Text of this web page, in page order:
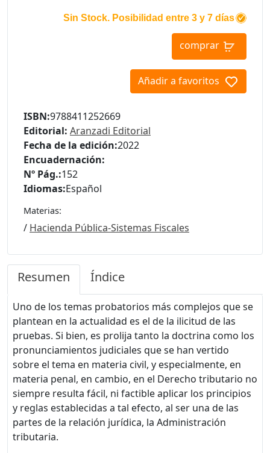
Sin Stock. Posibilidad entre 3 y 7 días
comprar
Añadir a favoritos
ISBN:9788411252669
Editorial: Aranzadi Editorial
Fecha de la edición:2022
Encuadernación:
Nº Pág.:152
Idiomas:Español
Materias:
/ Hacienda Pública-Sistemas Fiscales
Resumen Índice
Uno de los temas probatorios más complejos que se
plantean en la actualidad es el de la ilicitud de las
pruebas. Si bien, es prolija tanto la doctrina como los
pronunciamientos judiciales que se han vertido
sobre el tema en materia civil, y especialmente, en
materia penal, en cambio, en el Derecho tributario no
siempre resulta fácil, ni factible aplicar los principios
y reglas establecidas a tal efecto, al ser una de las
partes de la relación jurídica, la Administración
tributaria.